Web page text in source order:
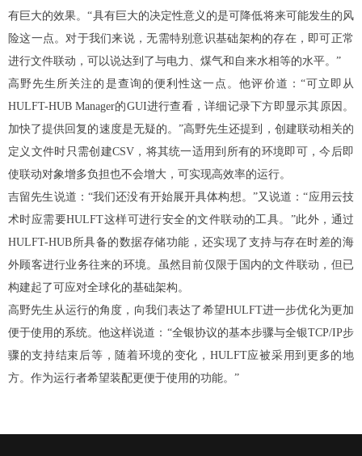
有巨大的效果。“具有巨大的决定性意义的是可降低将来可能发生的风
险这一点。对于我们来说，无需特别意识基础架构的存在，即可正常
进行文件联动，可以说达到了与电力、煤气和自来水相等的水平。”
高野先生所关注的是查询的便利性这一点。他评价道：“可立即从
HULFT-HUB Manager的GUI进行查看，详细记录下方即显示其原因。
加快了提供回复的速度是无疑的。”高野先生还提到，创建联动相关的
定义文件时只需创建CSV，将其统一适用到所有的环境即可，今后即
使联动对象增多负担也不会增大，可实现高效率的运行。
吉留先生说道：“我们还没有开始展开具体构想。”又说道：“应用云技
术时应需要HULFT这样可进行安全的文件联动的工具。”此外，通过
HULFT-HUB所具备的数据存储功能，还实现了支持与存在时差的海
外顾客进行业务往来的环境。虽然目前仅限于国内的文件联动，但已
构建起了可应对全球化的基础架构。
高野先生从运行的角度，向我们表达了希望HULFT进一步优化为更加
便于使用的系统。他这样说道：“全银协议的基本步骤与全银TCP/IP步
骤的支持结束后等，随着环境的变化，HULFT应被采用到更多的地
方。作为运行者希望装配更便于使用的功能。”